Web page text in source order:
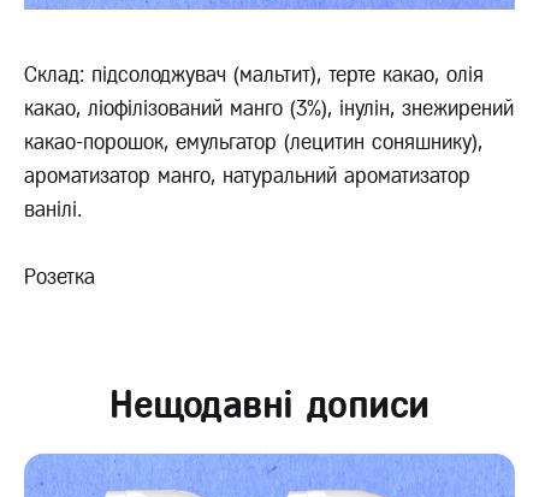
Склад: підсолоджувач (мальтит), терте какао, олія
какао, ліофілізований манго (3%), інулін, знежирений
какао-порошок, емульгатор (лецитин соняшнику),
ароматизатор манго, натуральний ароматизатор
ванілі.
Розетка
Нещодавні дописи